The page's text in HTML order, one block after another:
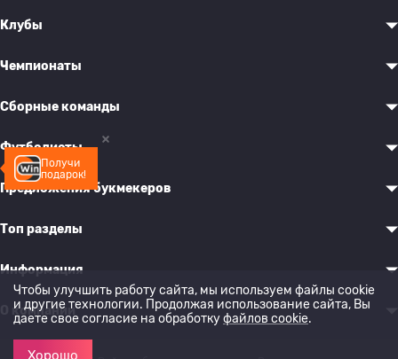
Получи
подарок!
Клубы
Чемпионаты
Сборные команды
Футболисты
Предложения букмекеров
Топ разделы
Информация
О компании
Чтобы улучшить работу сайта, мы используем файлы cookie
и другие технологии. Продолжая использование сайта, Вы
даете свое согласие на обработкуфайлов cookie.
Хорошо